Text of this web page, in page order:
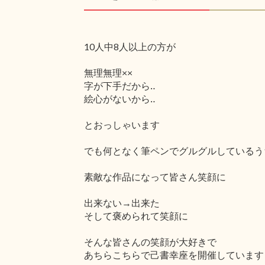
10人中8人以上の方が
無理無理××
字が下手だから‥
絵心がないから‥
とおっしゃいます
でも何となく筆ペンでグルグルしている
素敵な作品になって皆さん笑顔に
出来ない→出来た
そして褒められて笑顔に
そんな皆さんの笑顔が大好きで
あちらこちらで己書幸座を開催しています